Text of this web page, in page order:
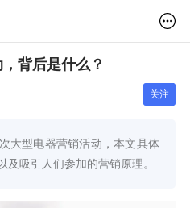
背后是什么？
关注
大型电器营销活动，本文具体
及吸引人们参加的营销原理。